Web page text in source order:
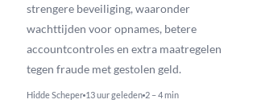
strengere beveiliging, waaronder
wachttijden voor opnames, betere
accountcontroles en extra maatregelen
tegen fraude met gestolen geld.
Hidde Scheper 13 uur geleden 2 – 4 min